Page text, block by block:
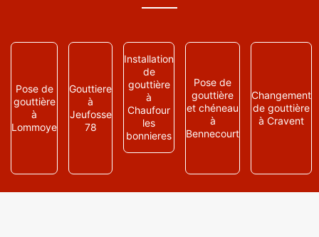
Pose de
gouttière
à
Lommoye
Gouttiere
à
Jeufosse
78
Installation
de
gouttière
à
Chaufour
les
bonnieres
Pose de
gouttière
et chéneau
à
Bennecourt
Changement
de gouttière
à Cravent